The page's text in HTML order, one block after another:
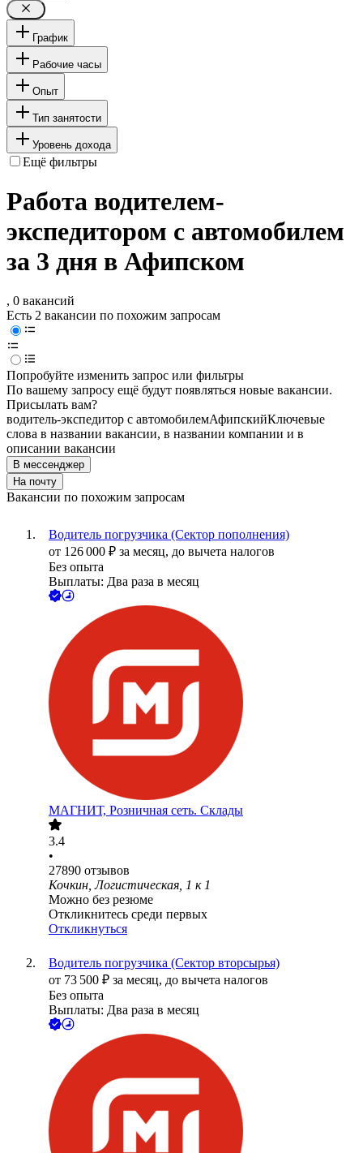
График
Рабочие часы
Опыт
Тип занятости
Уровень дохода
Ещё фильтры
Работа водителем-
экспедитором с автомобилем
за 3 дня в Афипском
, 0 вакансий
Есть 2 вакансии по похожим запросам
Попробуйте изменить запрос или фильтры
По вашему запросу ещё будут появляться новые вакансии.
Присылать вам?
водитель-экспедитор с автомобилемАфипскийКлючевые
слова в названии вакансии, в названии компании и в
описании вакансии
В мессенджер
На почту
Вакансии по похожим запросам
Водитель погрузчика (Сектор пополнения)
от 126 000 ₽ за месяц, до вычета налогов
Без опыта
Выплаты: Два раза в месяц
МАГНИТ, Розничная сеть. Склады
3.4
•
27890 отзывов
Кочкин, Логистическая, 1 к 1
Можно без резюме
Откликнитесь среди первых
Откликнуться
Водитель погрузчика (Сектор вторсырья)
от 73 500 ₽ за месяц, до вычета налогов
Без опыта
Выплаты: Два раза в месяц